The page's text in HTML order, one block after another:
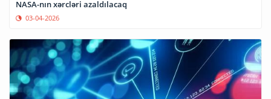
NASA-nın xərcləri azaldılacaq
03-04-2026